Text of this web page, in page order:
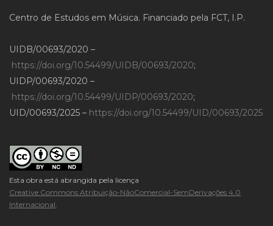
Centro de Estudos em Música. Financiado pela FCT, I.P.
UIDB/00693/2020 –
https://doi.org/10.54499/UIDB/00693/2020;
UIDP/00693/2020 –
https://doi.org/10.54499/UIDP/00693/2020;
UID/00693/2025 – https://doi.org/10.54499/UID/00693/2025
Esta obra está abrangida pela licença
Creative Commons Atribuição-NãoComercial-SemDerivações 4.0
Internacional